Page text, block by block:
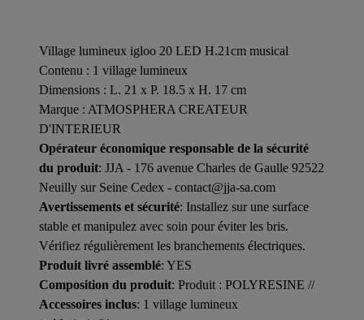
Village lumineux igloo 20 LED H.21cm musical
Contenu : 1 village lumineux
Dimensions : L. 21 x P. 18.5 x H. 17 cm
Marque : ATMOSPHERA CREATEUR
D'INTERIEUR
Opérateur économique responsable de la sécurité
du produit: JJA - 176 avenue Charles de Gaulle 92522
Neuilly sur Seine Cedex - contact@jja-sa.com
Avertissements et sécurité: Installez sur une surface
stable et manipulez avec soin pour éviter les bris.
Vérifiez régulièrement les branchements électriques.
Produit livré assemblé: YES
Composition du produit: Produit : POLYRESINE //
Accessoires inclus: 1 village lumineux